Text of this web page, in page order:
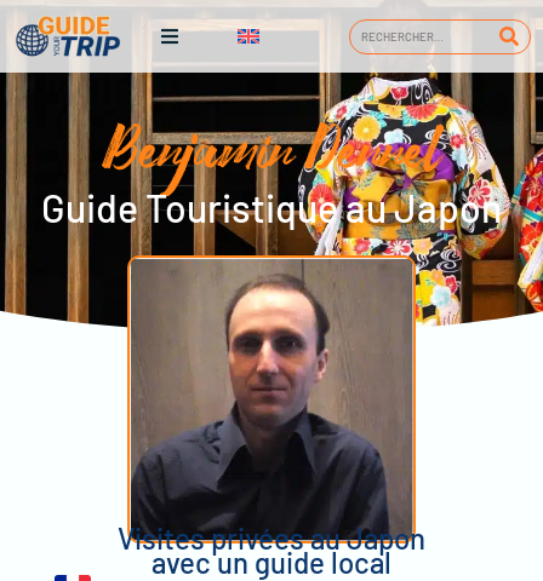
Benjamin Dennel
Guide Touristique au Japon
Visites privées au Japon
avec un guide local